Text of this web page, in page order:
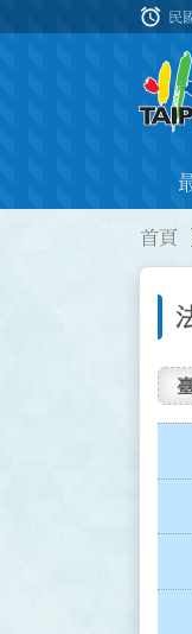
:::
alarm 民
首頁